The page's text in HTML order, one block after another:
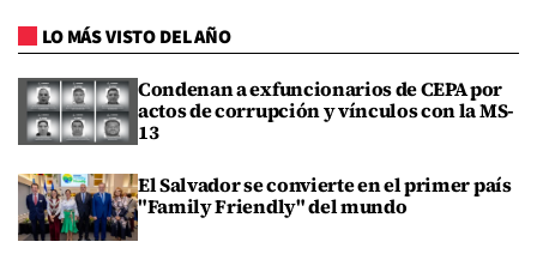
LO MÁS VISTO DEL AÑO
Condenan a exfuncionarios de CEPA por
actos de corrupción y vínculos con la MS-
13
El Salvador se convierte en el primer país
"Family Friendly" del mundo